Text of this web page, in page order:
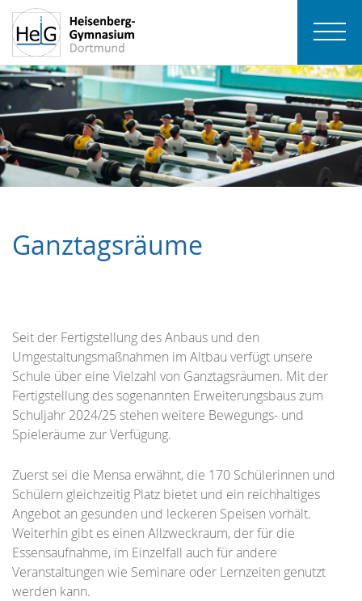
Ganztagsräume
Seit der Fertigstellung des Anbaus und den
Umgestaltungsmaßnahmen im Altbau verfügt unsere
Schule über eine Vielzahl von Ganztagsräumen. Mit der
Fertigstellung des sogenannten Erweiterungsbaus zum
Schuljahr 2024/25 stehen weitere Bewegungs- und
Spieleräume zur Verfügung.
Zuerst sei die Mensa erwähnt, die 170 Schülerinnen und
Schülern gleichzeitig Platz bietet und ein reichhaltiges
Angebot an gesunden und leckeren Speisen vorhält.
Weiterhin gibt es einen Allzweckraum, der für die
Essensaufnahme, im Einzelfall auch für andere
Veranstaltungen wie Seminare oder Lernzeiten genutzt
werden kann.